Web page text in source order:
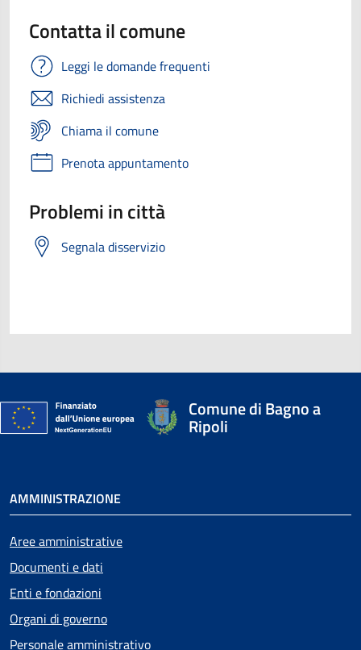
Contatta il comune
Leggi le domande frequenti
Richiedi assistenza
Chiama il comune
Prenota appuntamento
Problemi in città
Segnala disservizio
Comune di Bagno a
Ripoli
AMMINISTRAZIONE
Aree amministrative
Documenti e dati
Enti e fondazioni
Organi di governo
Personale amministrativo